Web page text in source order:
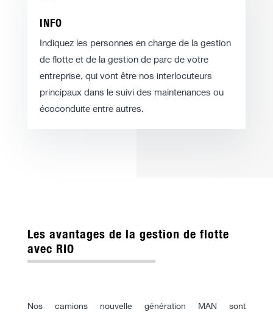
INFO
Indiquez les personnes en charge de la gestion
de flotte et de la gestion de parc de votre
entreprise, qui vont être nos interlocuteurs
principaux dans le suivi des maintenances ou
écoconduite entre autres.
Les avantages de la gestion de flotte
avec RIO
Nos camions nouvelle génération MAN sont